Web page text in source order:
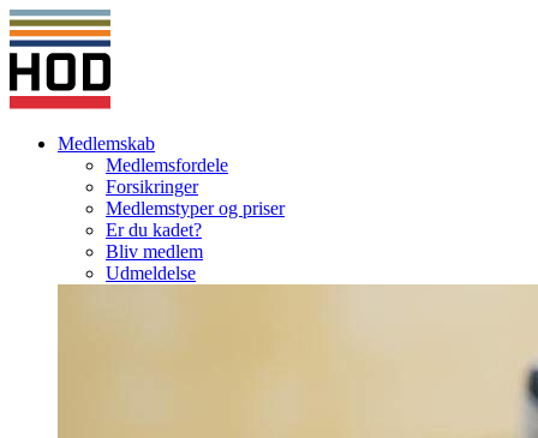
Medlemskab
Medlemsfordele
Forsikringer
Medlemstyper og priser
Er du kadet?
Bliv medlem
Udmeldelse